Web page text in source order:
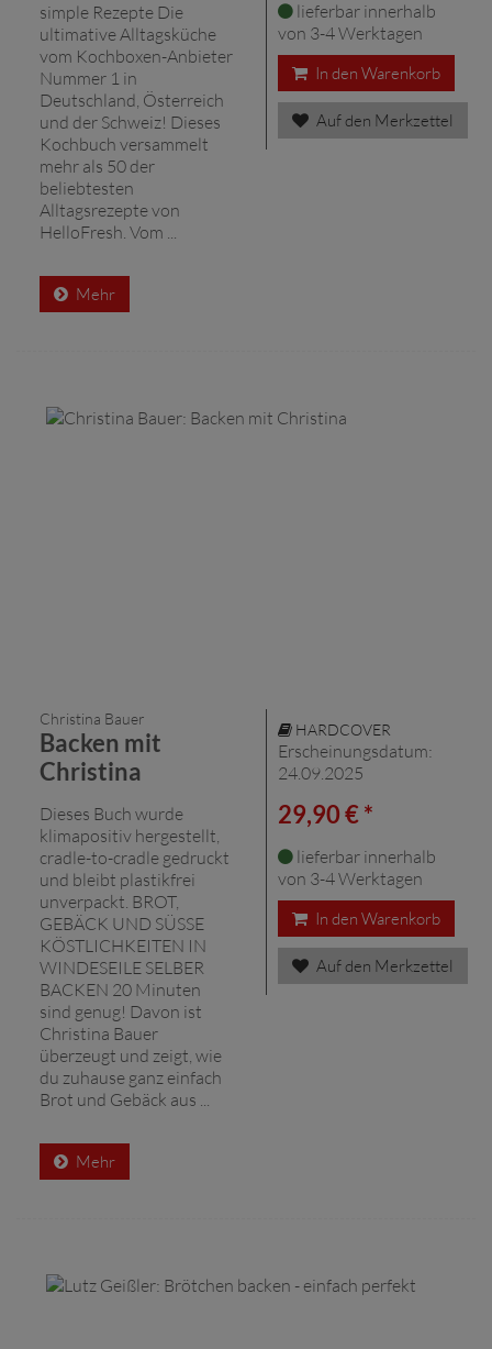
simple Rezepte Die
ultimative Alltagsküche
vom Kochboxen-Anbieter
Nummer 1 in
Deutschland, Österreich
und der Schweiz! Dieses
Kochbuch versammelt
mehr als 50 der
beliebtesten
Alltagsrezepte von
HelloFresh. Vom ...
Mehr
lieferbar innerhalb
von 3-4 Werktagen
In den Warenkorb
Auf den Merkzettel
Christina Bauer
Backen mit
Christina
Dieses Buch wurde
klimapositiv hergestellt,
cradle-to-cradle gedruckt
und bleibt plastikfrei
unverpackt. BROT,
GEBÄCK UND SÜSSE
KÖSTLICHKEITEN IN
WINDESEILE SELBER
BACKEN 20 Minuten
sind genug! Davon ist
Christina Bauer
überzeugt und zeigt, wie
du zuhause ganz einfach
Brot und Gebäck aus ...
Mehr
HARDCOVER
Erscheinungsdatum:
24.09.2025
29,90 € *
lieferbar innerhalb
von 3-4 Werktagen
In den Warenkorb
Auf den Merkzettel